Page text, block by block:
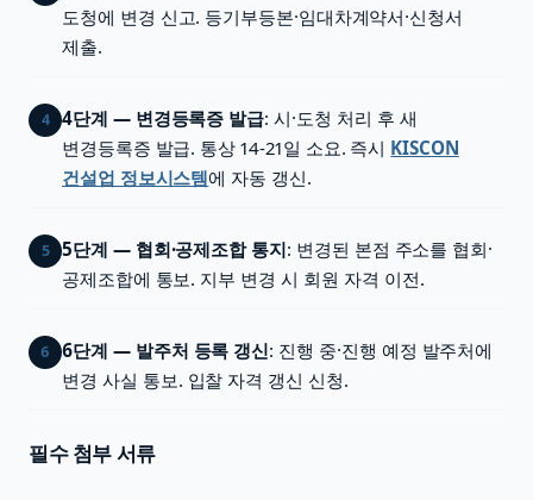
도청에 변경 신고. 등기부등본·임대차계약서·신청서
제출.
4 4단계 — 변경등록증 발급: 시·도청 처리 후 새
변경등록증 발급. 통상 14-21일 소요. 즉시 KISCON
건설업 정보시스템에 자동 갱신.
5 5단계 — 협회·공제조합 통지: 변경된 본점 주소를 협회·
공제조합에 통보. 지부 변경 시 회원 자격 이전.
6 6단계 — 발주처 등록 갱신: 진행 중·진행 예정 발주처에
변경 사실 통보. 입찰 자격 갱신 신청.
필수 첨부 서류